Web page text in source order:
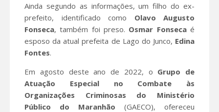
Ainda segundo as informações, um filho do ex-
prefeito, identificado como Olavo Augusto
Fonseca, também foi preso. Osmar Fonsecaé
esposo da atual prefeita de Lago do Junco, Edina
Fontes.
Em agosto deste ano de 2022, o Grupo de
Atuação Especial no Combate às
Organizações Criminosas do Ministério
Público do Maranhão (GAECO), ofereceu